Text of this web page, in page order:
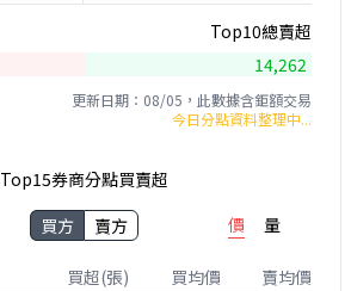
Top10總賣超
14,262
更新日期：08/05，此數據含鉅額交易
今日分點資料整理中...
Top15券商分點買賣超
買方
賣方 價 量
買超(張) 買均價
賣均價